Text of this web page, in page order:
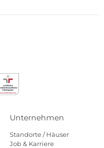
Unternehmen
Standorte / Häuser
Job & Karriere